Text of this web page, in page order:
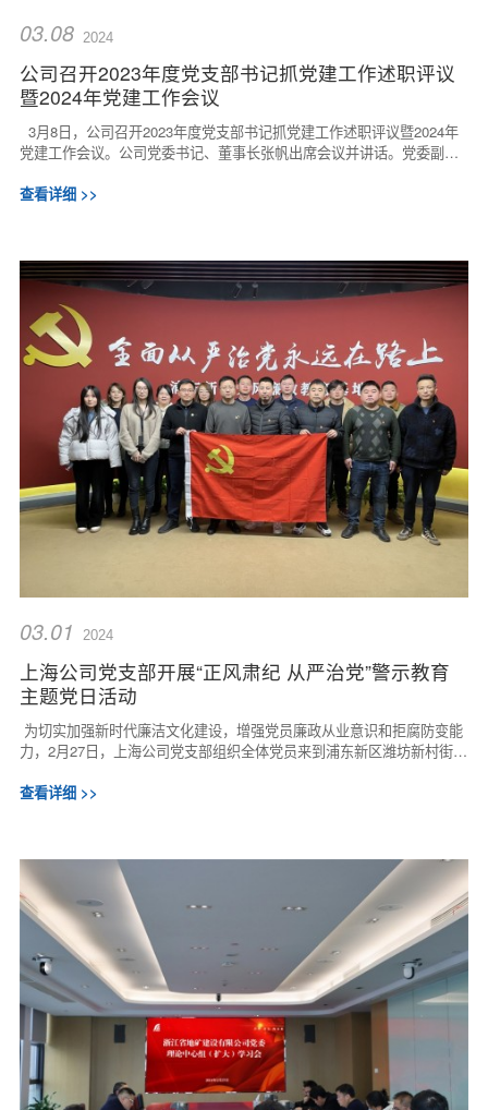
03.08 2024
公司召开2023年度党支部书记抓党建工作述职评议
暨2024年党建工作会议
3月8日，公司召开2023年度党支部书记抓党建工作述职评议暨2024年
党建工作会议。公司党委书记、董事长张帆出席会议并讲话。党委副书
查看详细 >>
03.01 2024
上海公司党支部开展“正风肃纪 从严治党”警示教育
主题党日活动
为切实加强新时代廉洁文化建设，增强党员廉政从业意识和拒腐防变能
力，2月27日，上海公司党支部组织全体党员来到浦东新区潍坊新村街道
查看详细 >>